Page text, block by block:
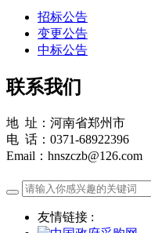
招标公告
变更公告
中标公告
联系我们
地 址：河南省郑州市
电 话：0371-68922396
Email：hnszczb@126.com
友情链接 :